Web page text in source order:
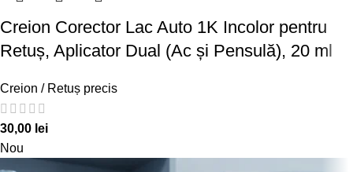
Creion Corector Lac Auto 1K Incolor pentru
Retuș, Aplicator Dual (Ac și Pensulă), 20 ml
Creion / Retuș precis
30,00 lei
Nou